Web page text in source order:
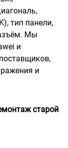
тип панели,
Мы
и
и
старой